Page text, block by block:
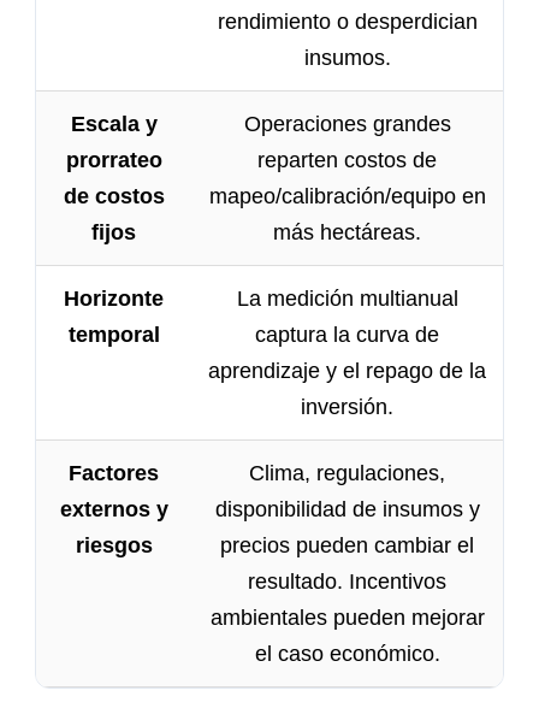
rendimiento o desperdician
insumos.
Escala y
prorrateo
de costos
fijos
Operaciones grandes
reparten costos de
mapeo/calibración/equipo en
más hectáreas.
Horizonte
temporal
La medición multianual
captura la curva de
aprendizaje y el repago de la
inversión.
Factores
externos y
riesgos
Clima, regulaciones,
disponibilidad de insumos y
precios pueden cambiar el
resultado. Incentivos
ambientales pueden mejorar
el caso económico.